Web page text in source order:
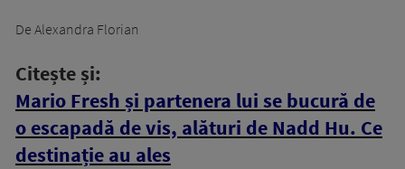
De Alexandra Florian
Citește și:
Mario Fresh și partenera lui se bucură de
o escapadă de vis, alături de Nadd Hu. Ce
destinație au ales